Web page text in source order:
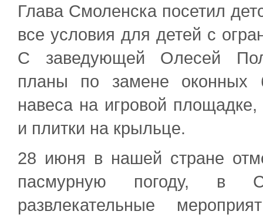
Глава Смоленска посетил
все условия для детей с
С заведующей Олесей
планы по замене оконных
навеса на игровой
и плитки на крыльце.
28 июня в нашей стране
пасмурную погоду, в
развлекательные